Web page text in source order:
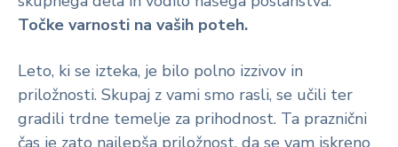
Točke varnosti na vaših poteh.
Leto, ki se izteka, je bilo polno izzivov in
priložnosti. Skupaj z vami smo rasli, se učili ter
gradili trdne temelje za prihodnost. Ta praznični
čas je zato najlepša priložnost, da se vam iskreno